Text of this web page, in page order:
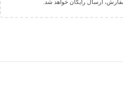
ارسال رایگان خواهد شد.